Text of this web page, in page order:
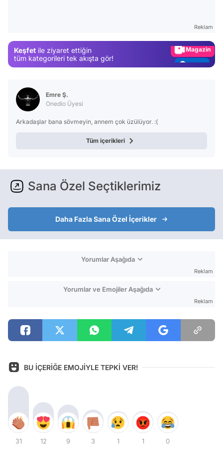
Reklam
Keşfet ile ziyaret ettiğin
tüm kategorileri tek akışta gör!
Video
Emre Ş.
Onedio Üyesi
Arkadaşlar bana sövmeyin, annem çok üzülüyor. :(
Tüm içerikleri
Sana Özel Seçtiklerimiz
Daha Fazla Sana Özel İçerikler
Yorumlar Aşağıda
Reklam
Yorumlar ve Emojiler Aşağıda
Reklam
BU İÇERİĞE EMOJİYLE TEPKİ VER!
31 12 9 3 1 1 0